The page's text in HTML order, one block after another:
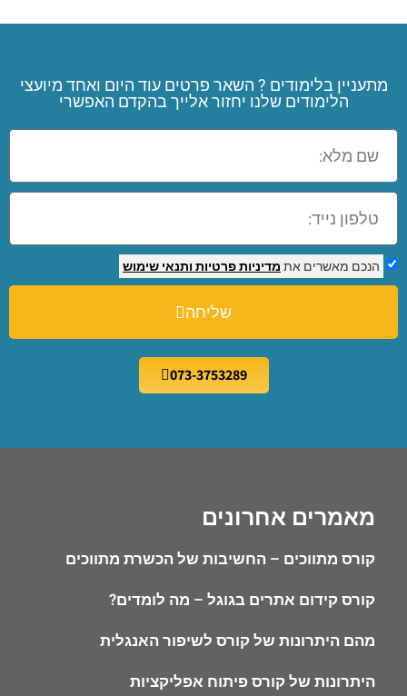
מתעניין בלימודים ? השאר פרטים עוד היום ואחד מיועצי
הלימודים שלנו יחזור אלייך בהקדם האפשרי
הנכם מאשרים את מדיניות פרטיות ותנאי שימוש
שליחה
073-3753289
מאמרים אחרונים
קורס מתווכים – החשיבות של הכשרת מתווכים
קורס קידום אתרים בגוגל – מה לומדים?
מהם היתרונות של קורס לשיפור האנגלית
היתרונות של קורס פיתוח אפליקציות